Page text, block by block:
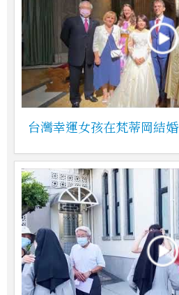
台灣幸運女孩在梵蒂岡結婚